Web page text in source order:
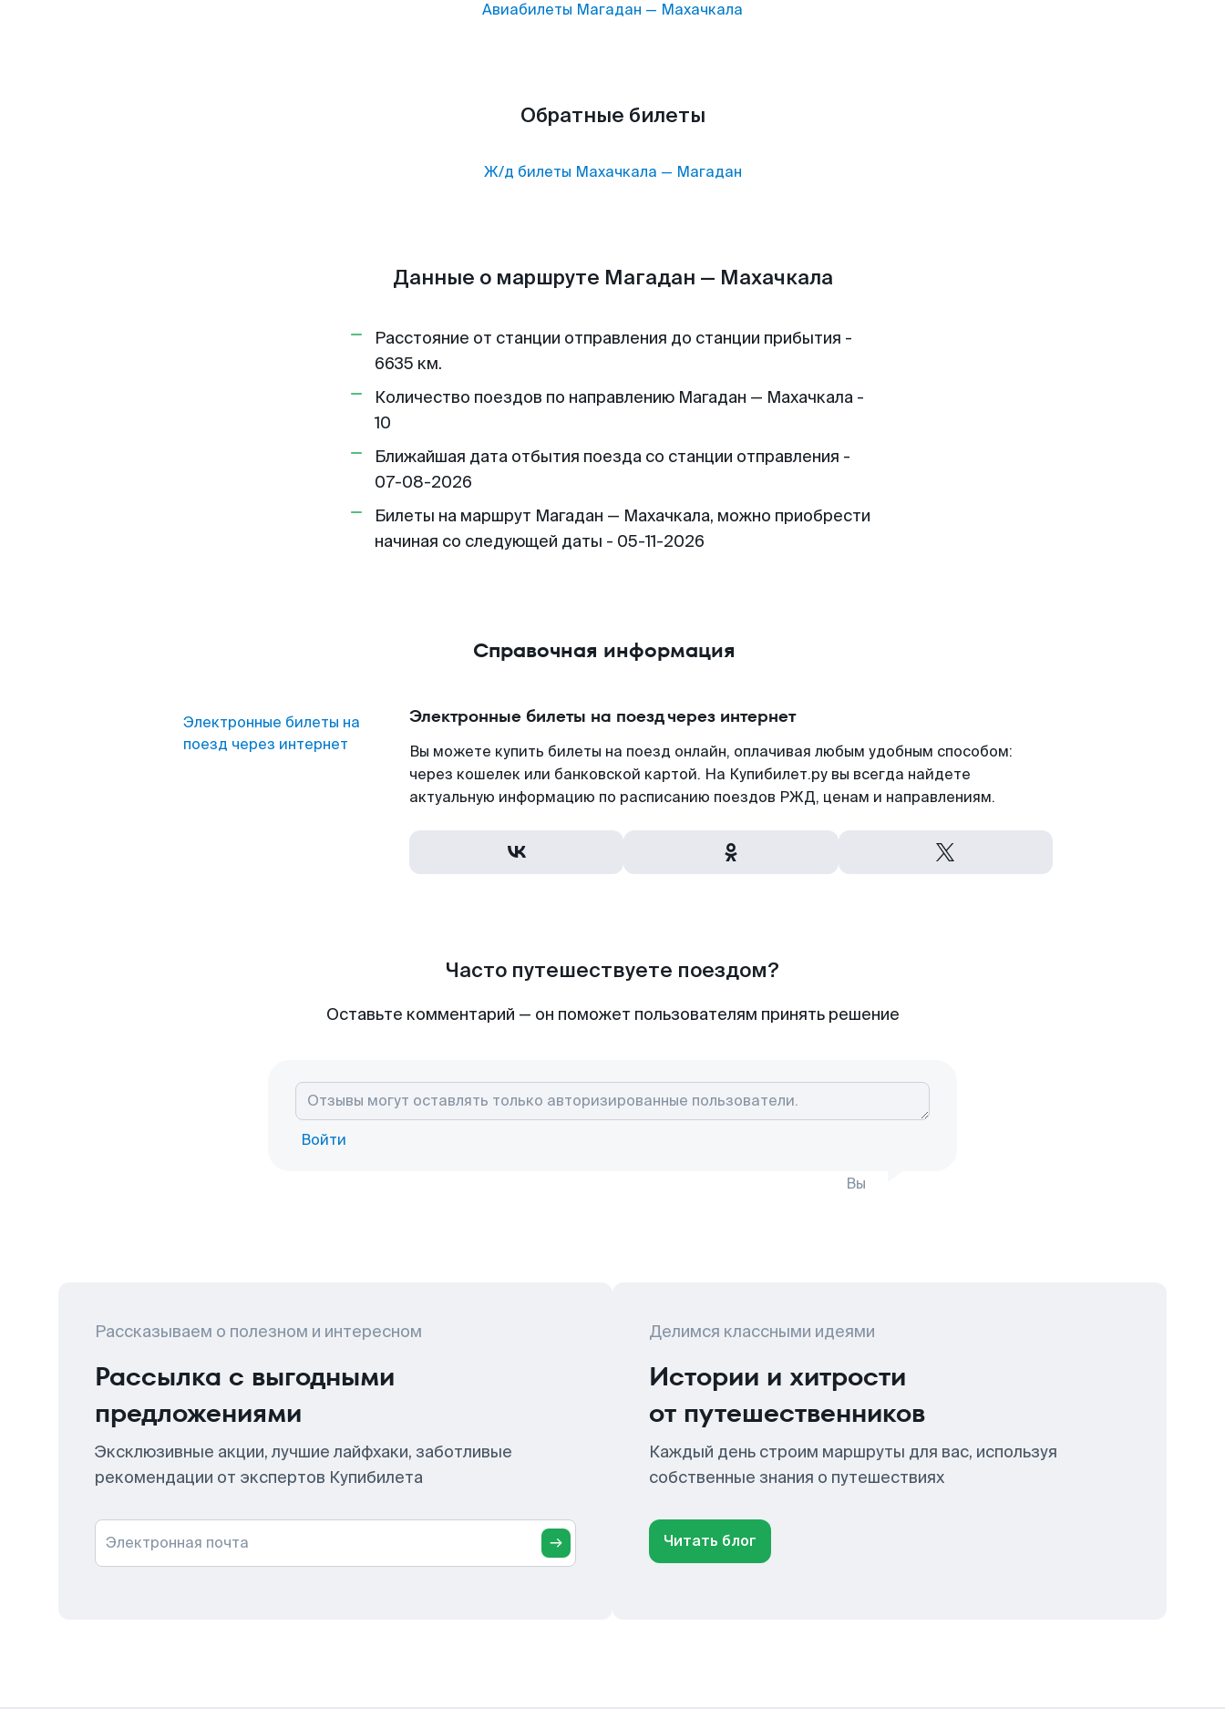
Авиабилеты Магадан — Махачкала
Обратные билеты
Ж/д билеты Махачкала — Магадан
Данные о маршруте Магадан — Махачкала
Расстояние от станции отправления до станции прибытия -
6635 км.
Количество поездов по направлению Магадан — Махачкала -
10
Ближайшая дата отбытия поезда со станции отправления -
07-08-2026
Билеты на маршрут Магадан — Махачкала, можно приобрести
начиная со следующей даты - 05-11-2026
Справочная информация
Электронные билеты на
поезд через интернет
Электронные билеты на поезд через интернет
Вы можете купить билеты на поезд онлайн, оплачивая любым удобным способом:
через кошелек или банковской картой. На Купибилет.ру вы всегда найдете
актуальную информацию по расписанию поездов РЖД, ценам и направлениям.
Часто путешествуете поездом?
Оставьте комментарий — он поможет пользователям принять решение
Войти
Вы
Рассказываем о полезном и интересном
Рассылка с выгодными
предложениями
Эксклюзивные акции, лучшие лайфхаки, заботливые
рекомендации от экспертов Купибилета
Электронная почта
Делимся классными идеями
Истории и хитрости
от путешественников
Каждый день строим маршруты для вас, используя
собственные знания о путешествиях
Читать блог